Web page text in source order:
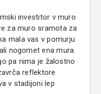
investitor v muro
za muro sramota za
mala vas v pomurju
nogomet ena mura
pa nima je žalostno
reflektore
v stadijoni lep